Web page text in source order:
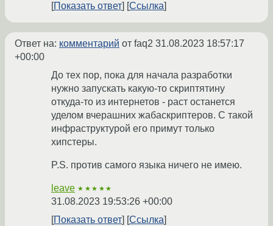
Показать ответ Ссылка
Ответ на: комментарий от faq2 31.08.2023 18:57:17
+00:00
До тех пор, пока для начала разработки
нужно запускать какую-то скриптятину
откуда-то из интернетов - раст останется
уделом вчерашних жабаскриптеров. С такой
инфраструктурой его примут только
хипстеры.
P.S. против самого языка ничего не имею.
leave ★★★★★
31.08.2023 19:53:26 +00:00
Показать ответ
Ссылка